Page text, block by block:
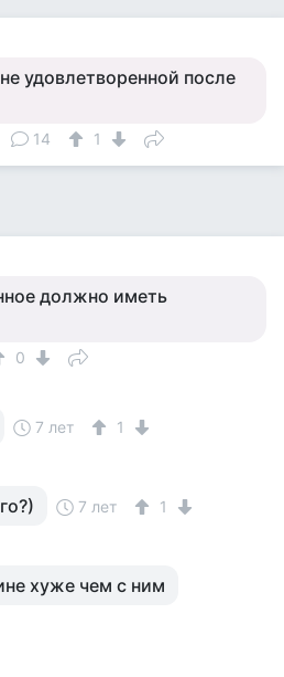
удовлетворенной после
14 1
должно иметь
0
7 лет 1
7 лет 1
хуже чем с ним